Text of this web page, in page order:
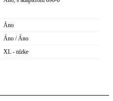
Áno
Áno / Áno
XL - nízke